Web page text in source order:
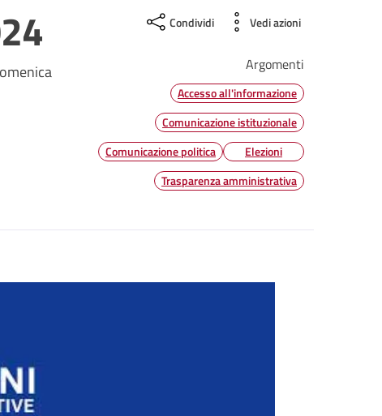
Condividi Vedi azioni
Argomenti
Accesso all'informazione
Comunicazione istituzionale
Comunicazione politica
Elezioni
Trasparenza amministrativa